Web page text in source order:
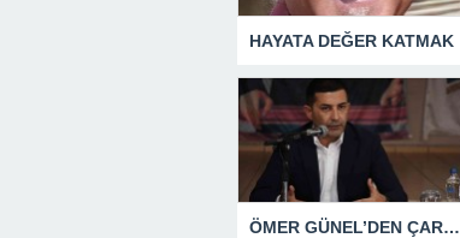
HAYATA DEĞER KATMAK
ÖMER GÜNEL’DEN ÇARPICI AÇIKLAMALAR